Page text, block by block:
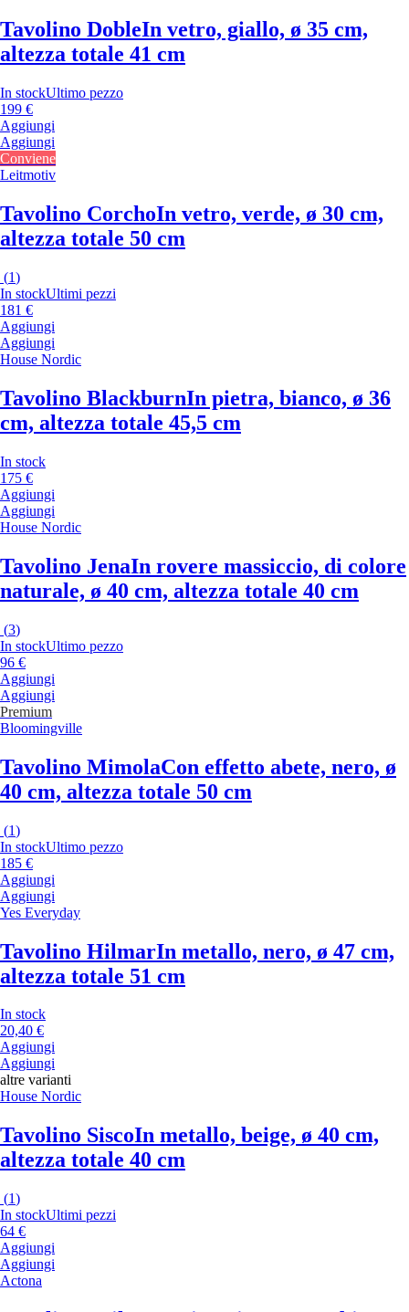
Tavolino DobleIn vetro, giallo, ø 35 cm,
altezza totale 41 cm
In stockUltimo pezzo
199 €
Aggiungi
Aggiungi
Conviene
Leitmotiv
Tavolino CorchoIn vetro, verde, ø 30 cm,
altezza totale 50 cm
(1)
In stockUltimi pezzi
181 €
Aggiungi
Aggiungi
House Nordic
Tavolino BlackburnIn pietra, bianco, ø 36
cm, altezza totale 45,5 cm
In stock
175 €
Aggiungi
Aggiungi
House Nordic
Tavolino JenaIn rovere massiccio, di colore
naturale, ø 40 cm, altezza totale 40 cm
(3)
In stockUltimo pezzo
96 €
Aggiungi
Aggiungi
Premium
Bloomingville
Tavolino MimolaCon effetto abete, nero, ø
40 cm, altezza totale 50 cm
(1)
In stockUltimo pezzo
185 €
Aggiungi
Aggiungi
Yes Everyday
Tavolino HilmarIn metallo, nero, ø 47 cm,
altezza totale 51 cm
In stock
20,40 €
Aggiungi
Aggiungi
altre varianti
House Nordic
Tavolino SiscoIn metallo, beige, ø 40 cm,
altezza totale 40 cm
(1)
In stockUltimi pezzi
64 €
Aggiungi
Aggiungi
Actona